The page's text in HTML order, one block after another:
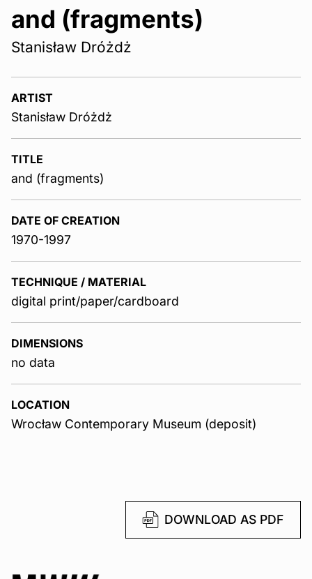
and (fragments)
Stanisław Dróżdż
ARTIST
Stanisław Dróżdż
TITLE
and (fragments)
DATE OF CREATION
1970-1997
TECHNIQUE / MATERIAL
digital print/paper/cardboard
DIMENSIONS
no data
LOCATION
Wrocław Contemporary Museum (deposit)
DOWNLOAD AS PDF